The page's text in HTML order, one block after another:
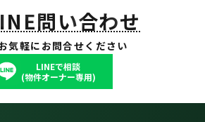
問い合わせ
気軽にお問合せください
LINEで相談
(物件オーナー専用)